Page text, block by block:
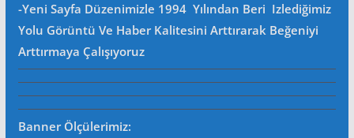
-Yeni Sayfa Düzenimizle 1994 Yılından Beri Izlediğimiz
Yolu Görüntü Ve Haber Kalitesini Arttırarak Beğeniyi
Arttırmaya Çalışıyoruz
Banner Ölçülerimiz: